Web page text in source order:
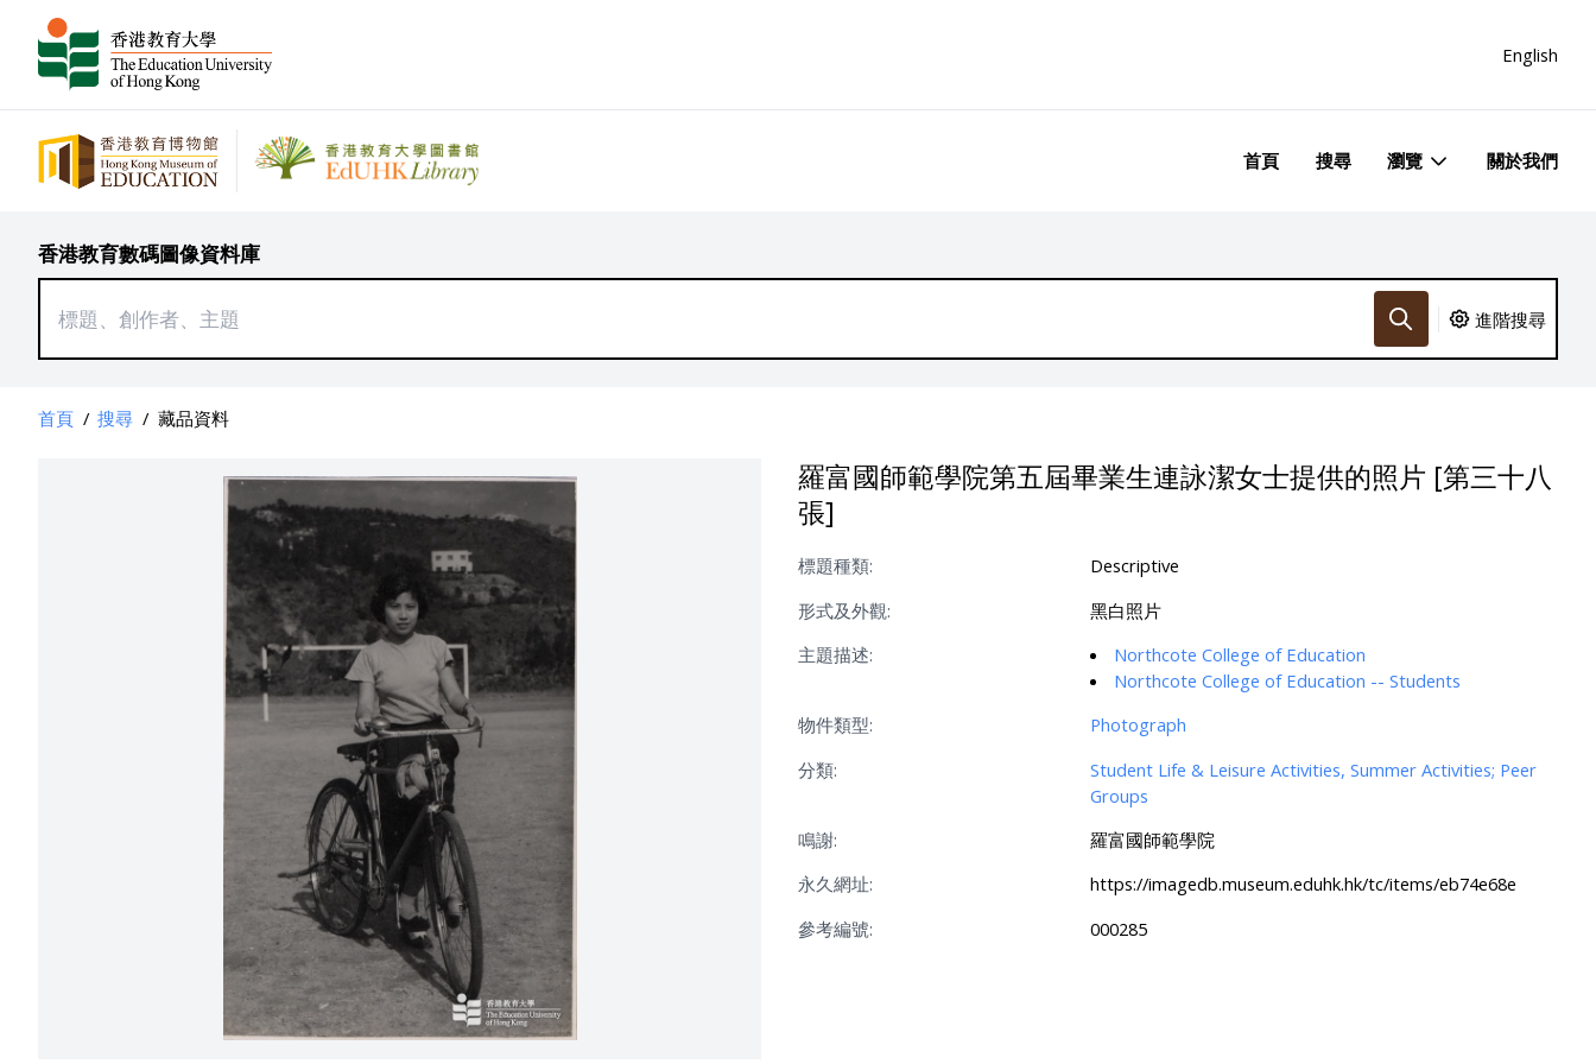
English
首頁 搜尋 瀏覽 關於我們
香港教育數碼圖像資料庫
進階搜尋
首頁 / 搜尋 / 藏品資料
羅富國師範學院第五屆畢業生連詠潔女士提供的照片 [第三十八
張]
標題種類:
Descriptive
形式及外觀:
黑白照片
主題描述:
Northcote College of Education
Northcote College of Education -- Students
物件類型:
Photograph
分類:
Student Life & Leisure Activities, Summer Activities; Peer
Groups
鳴謝:
羅富國師範學院
永久網址:
https://imagedb.museum.eduhk.hk/tc/items/eb74e68e
參考編號:
000285